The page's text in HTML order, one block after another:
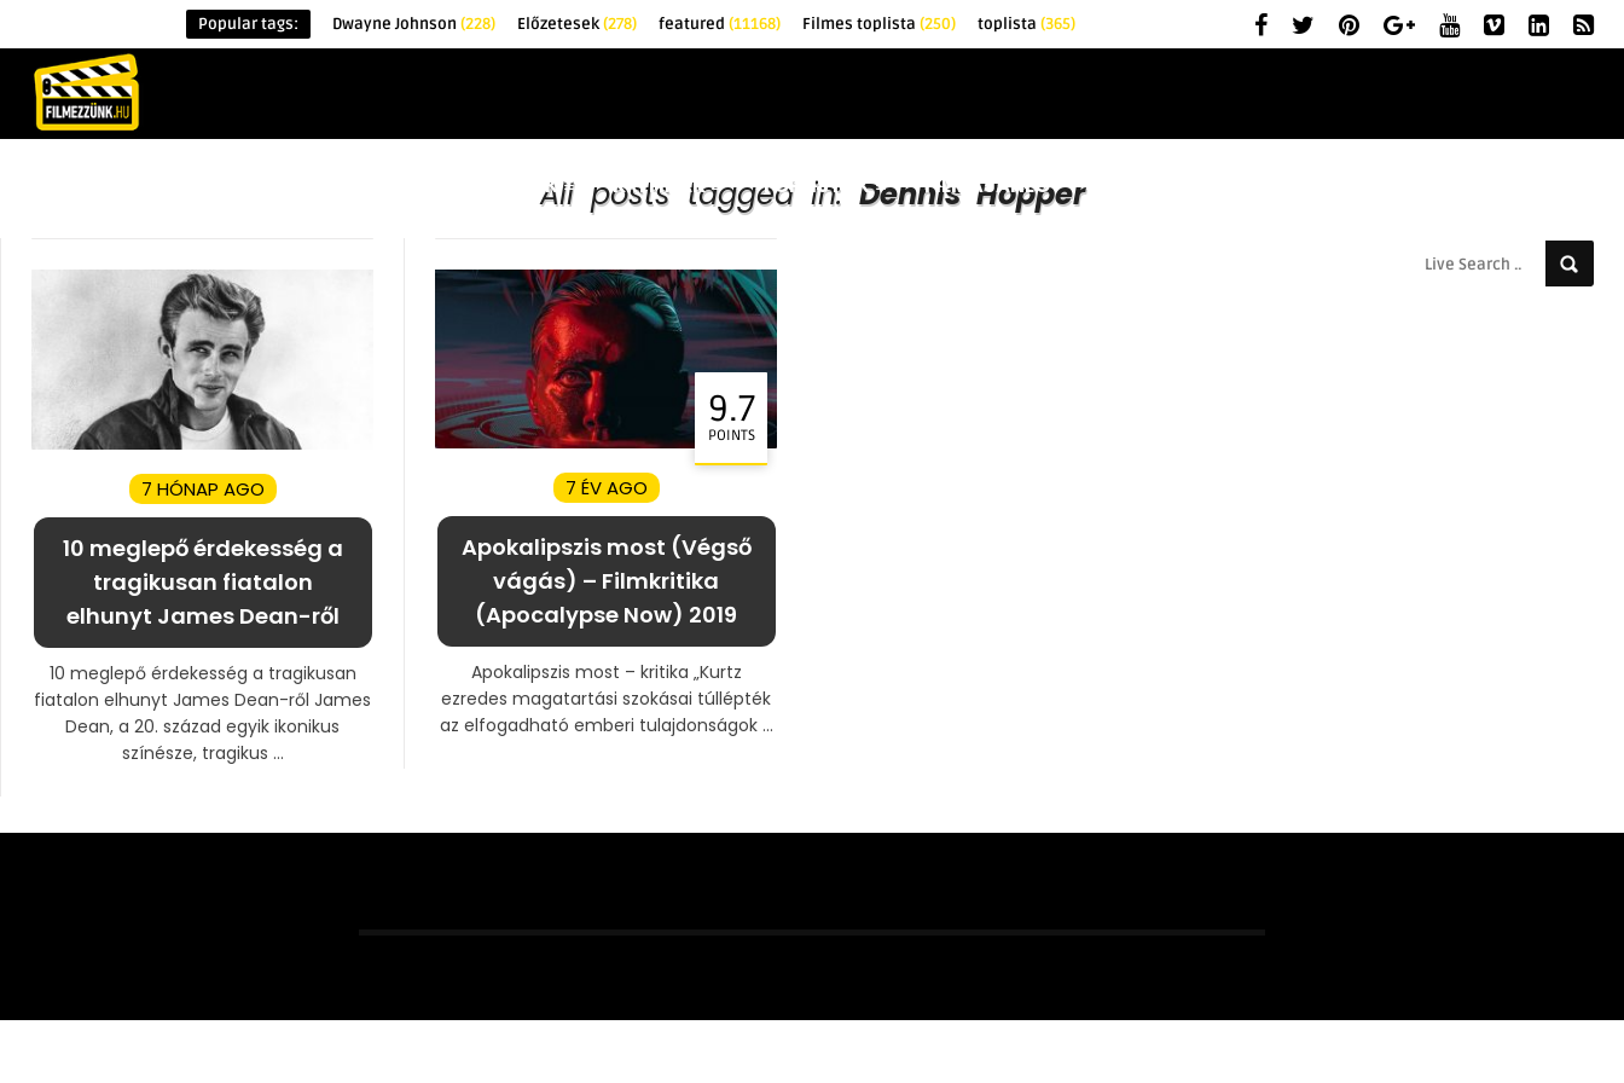
Popular tags: Dwayne Johnson (228) Előzetesek(278) featured (11168) Filmes toplista (250) toplista (365)
ÉRDEKESSÉGEK KRITIKÁK TOPLISTÁK FILMAJÁNLÓ
All posts tagged in: Dennis Hopper
7 HÓNAP AGO
10 meglepő érdekesség a
tragikusan fiatalon
elhunyt James Dean-ről
10 meglepő érdekesség a tragikusan
fiatalon elhunyt James Dean-ről James
Dean, a 20. század egyik ikonikus
színésze, tragikus ...
9.7
POINTS
7 ÉV AGO
Apokalipszis most (Végső
vágás) – Filmkritika
(Apocalypse Now) 2019
Apokalipszis most – kritika „Kurtz
ezredes magatartási szokásai túllépték
az elfogadható emberi tulajdonságok ...